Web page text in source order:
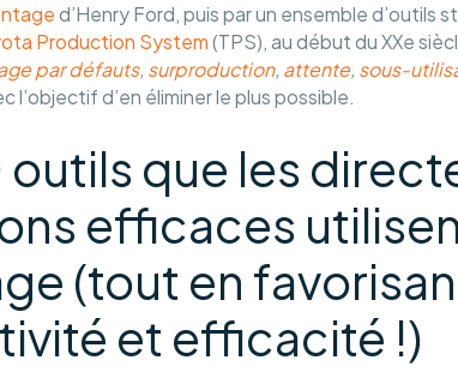
d’Henry Ford, puis par un ensemble d’outils
Production System (TPS), au début du XXe
par défauts, surproduction, attente, sous-
l’objectif d’en éliminer le plus possible.
outils que les
efficaces
(tout en
et efficacité !)